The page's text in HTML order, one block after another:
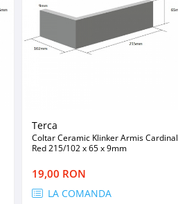
Terca
Coltar Ceramic Klinker Armis Cardinal
Red 215/102 x 65 x 9mm
19,00 RON
LA COMANDA